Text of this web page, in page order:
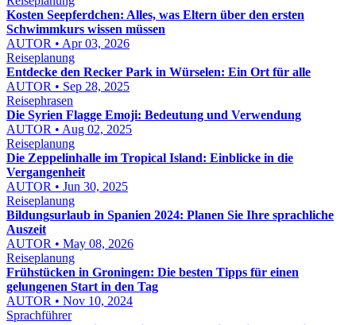
Kosten Seepferdchen: Alles, was Eltern über den ersten
Schwimmkurs wissen müssen
AUTOR • Apr 03, 2026
Reiseplanung
Entdecke den Recker Park in Würselen: Ein Ort für alle
AUTOR • Sep 28, 2025
Reisephrasen
Die Syrien Flagge Emoji: Bedeutung und Verwendung
AUTOR • Aug 02, 2025
Reiseplanung
Die Zeppelinhalle im Tropical Island: Einblicke in die
Vergangenheit
AUTOR • Jun 30, 2025
Reiseplanung
Bildungsurlaub in Spanien 2024: Planen Sie Ihre sprachliche
Auszeit
AUTOR • May 08, 2026
Reiseplanung
Frühstücken in Groningen: Die besten Tipps für einen
gelungenen Start in den Tag
AUTOR • Nov 10, 2024
Sprachführer